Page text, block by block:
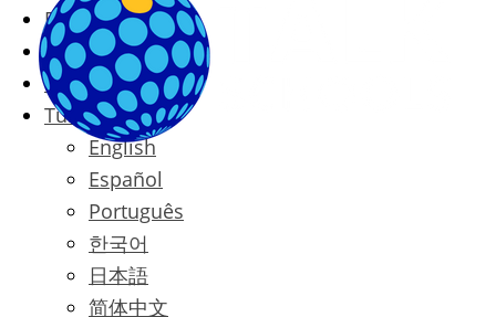
Prices
Blog
Contact
Türkçe
English
Español
Português
한국어
日本語
简体中文